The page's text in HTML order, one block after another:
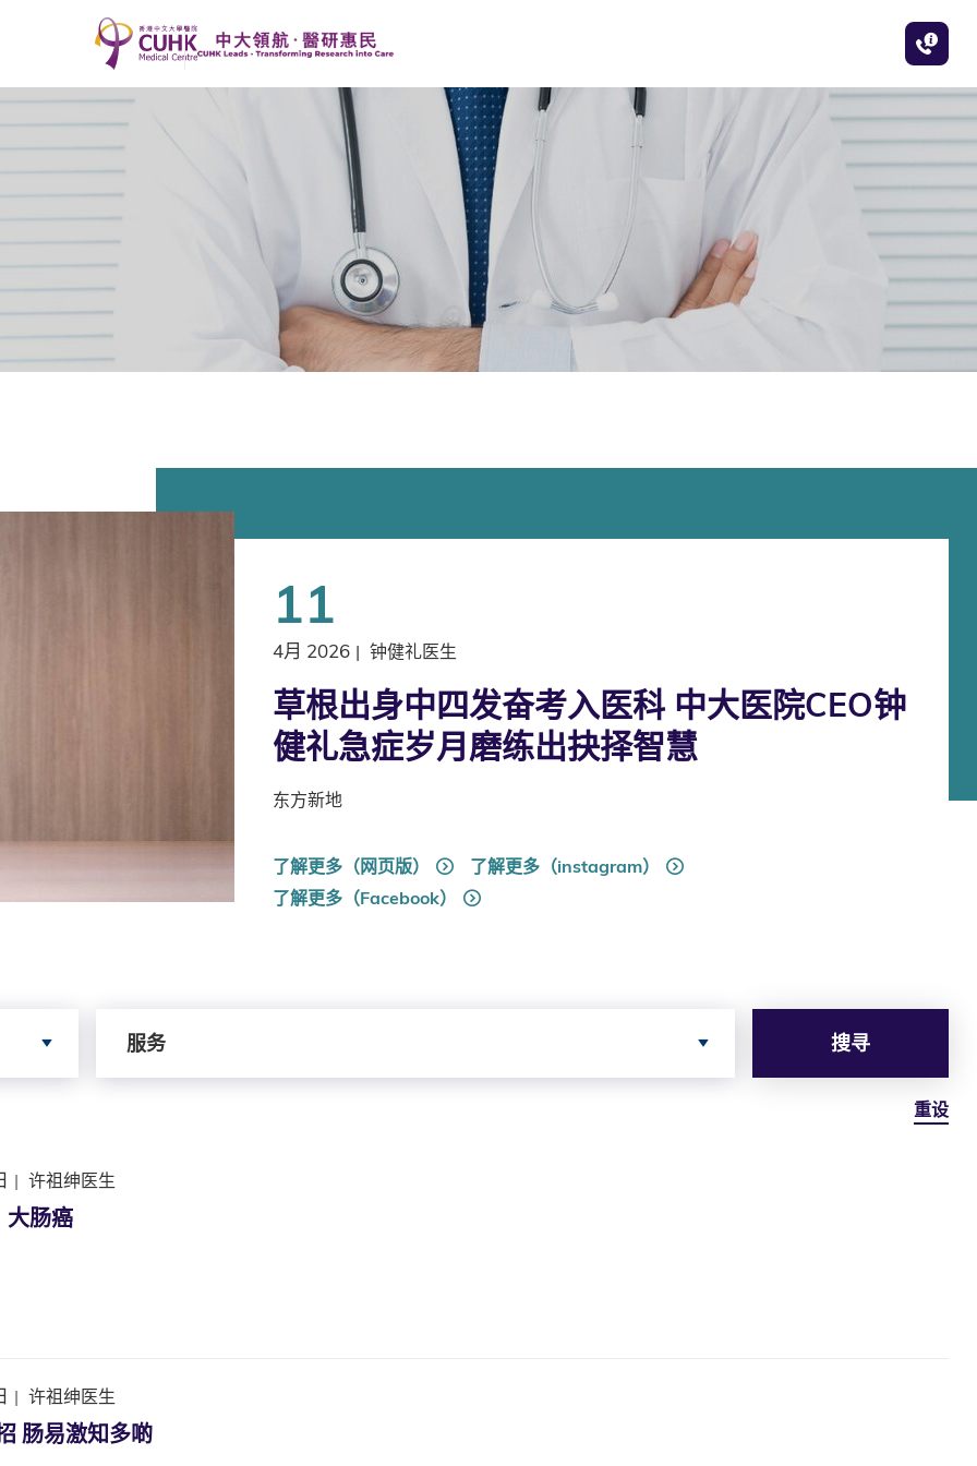
11
4月 2026 | 钟健礼医生
草根出身中四发奋考入医科 中大医院CEO钟
健礼急症岁月磨练出抉择智慧
东方新地
了解更多（网页版）
了解更多（instagram）
了解更多（Facebook）
服务 搜寻
重设
| 许祖绅医生
肠癌
| 许祖绅医生
肠易激知多啲